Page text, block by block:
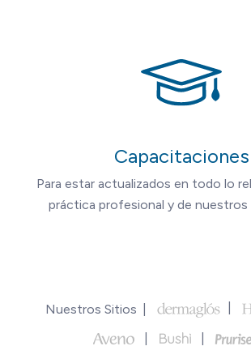
Capacitaciones
Para estar actualizados en todo lo
práctica profesional y de
Nuestros Sitios